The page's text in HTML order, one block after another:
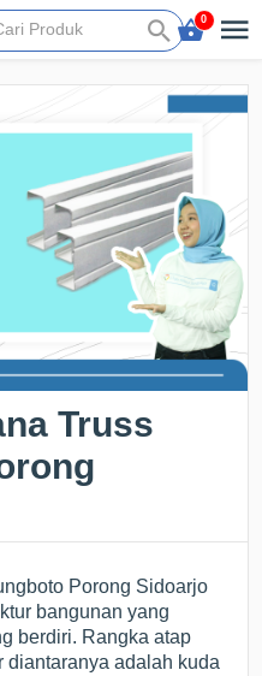
0
Truss
Porong Sidoarjo
bangunan yang
berdiri. Rangka atap
diantaranya adalah kuda